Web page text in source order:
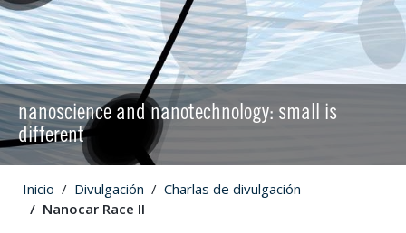
nanoscience and nanotechnology: small is
different
Inicio Divulgación
Charlas de divulgación
Nanocar Race II